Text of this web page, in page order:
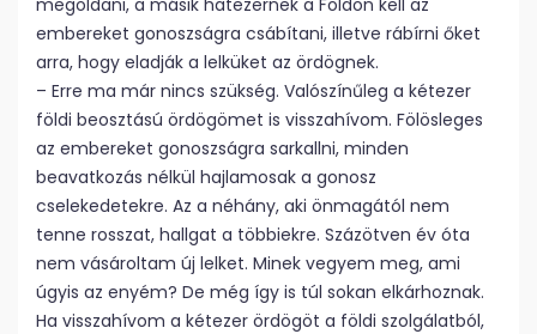
megoldani, a másik hatezernek a Földön kell az
embereket gonoszságra csábítani, illetve rábírni őket
arra, hogy eladják a lelküket az ördögnek.
– Erre ma már nincs szükség. Valószínűleg a kétezer
földi beosztású ördögömet is visszahívom. Fölösleges
az embereket gonoszságra sarkallni, minden
beavatkozás nélkül hajlamosak a gonosz
cselekedetekre. Az a néhány, aki önmagától nem
tenne rosszat, hallgat a többiekre. Százötven év óta
nem vásároltam új lelket. Minek vegyem meg, ami
úgyis az enyém? De még így is túl sokan elkárhoznak.
Ha visszahívom a kétezer ördögöt a földi szolgálatból,